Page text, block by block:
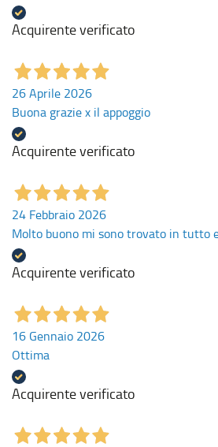
Acquirente verificato
26 Aprile 2026
Buona grazie x il appoggio
Acquirente verificato
24 Febbraio 2026
Molto buono mi sono trovato in tutto
Acquirente verificato
16 Gennaio 2026
Ottima
Acquirente verificato